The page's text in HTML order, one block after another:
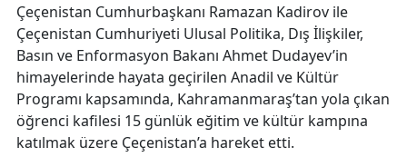
Çeçenistan Cumhurbaşkanı Ramazan Kadirov ile
Çeçenistan Cumhuriyeti Ulusal Politika, Dış İlişkiler,
Basın ve Enformasyon Bakanı Ahmet Dudayev’in
himayelerinde hayata geçirilen Anadil ve Kültür
Programı kapsamında, Kahramanmaraş’tan yola çıkan
öğrenci kafilesi 15 günlük eğitim ve kültür kampına
katılmak üzere Çeçenistan’a hareket etti.